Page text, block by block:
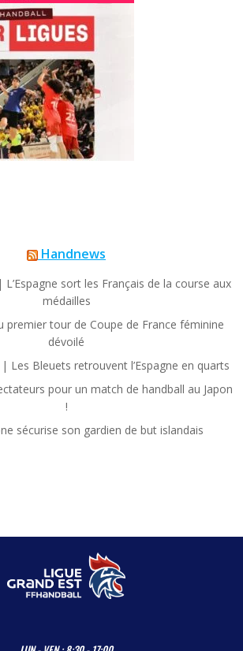
Handnews
sort les Français de la course aux
médailles
premier tour de Coupe de France féminine
dévoilé
Les Bleuets retrouvent l’Espagne en quarts
pour un match de handball au Japon
!
sécurise son gardien de but islandais